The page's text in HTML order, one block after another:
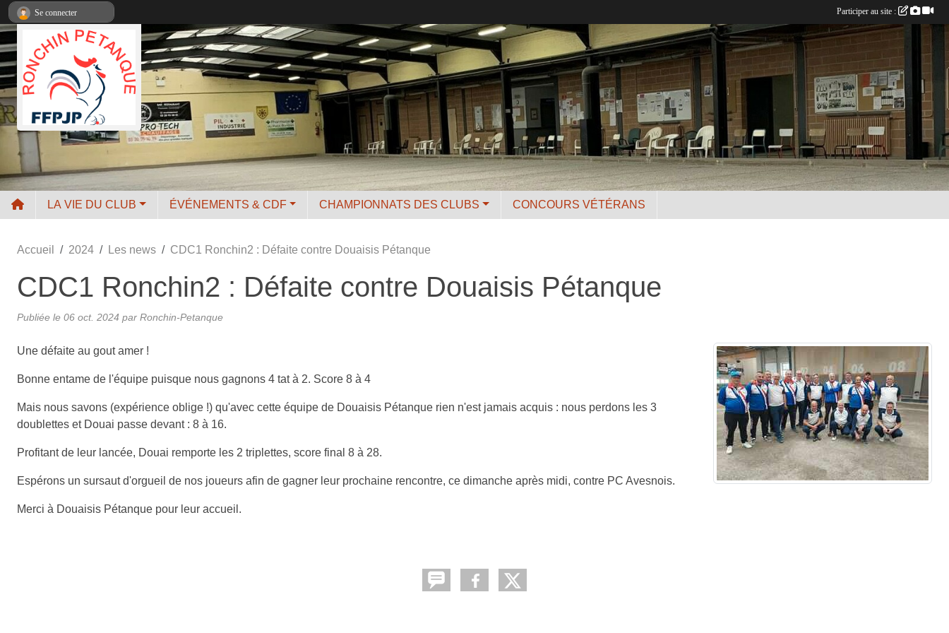
LA VIE DU CLUB ÉVÉNEMENTS & CDF CHAMPIONNATS DES CLUBS CONCOURS VÉTÉRANS
Accueil 2024 Les news CDC1 Ronchin2 : Défaite contre Douaisis Pétanque
CDC1 Ronchin2 : Défaite contre Douaisis Pétanque
Publiée le 06 oct. 2024 par Ronchin-Petanque
Une défaite au gout amer !
Bonne entame de l'équipe puisque nous gagnons 4 tat à 2. Score 8 à 4
Mais nous savons (expérience oblige !) qu'avec cette équipe de Douaisis Pétanque rien n'est jamais acquis : nous perdons les 3
doublettes et Douai passe devant : 8 à 16.
Profitant de leur lancée, Douai remporte les 2 triplettes, score final 8 à 28.
Espérons un sursaut d'orgueil de nos joueurs afin de gagner leur prochaine rencontre, ce dimanche après midi, contre PC Avesnois.
Merci à Douaisis Pétanque pour leur accueil.
Se connecter Participer au site :
Panneau de gestion des cookies